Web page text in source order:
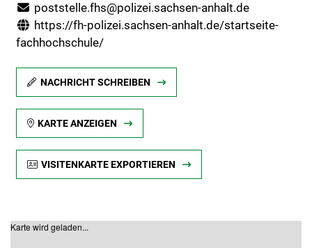
poststelle.fhs@polizei.sachsen-anhalt.de
https://fh-polizei.sachsen-anhalt.de/startseite-
fachhochschule/
NACHRICHT SCHREIBEN
KARTE ANZEIGEN
VISITENKARTE EXPORTIEREN
Karte wird geladen...